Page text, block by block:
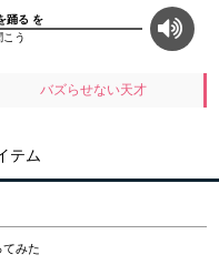
踊る を
こう
バズらせない天才
テム
てみた